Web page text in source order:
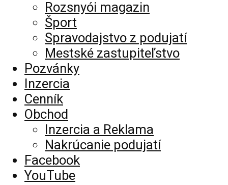
Rozsnyói magazin
Šport
Spravodajstvo z podujatí
Mestské zastupiteľstvo
Pozvánky
Inzercia
Cenník
Obchod
Inzercia a Reklama
Nakrúcanie podujatí
Facebook
YouTube